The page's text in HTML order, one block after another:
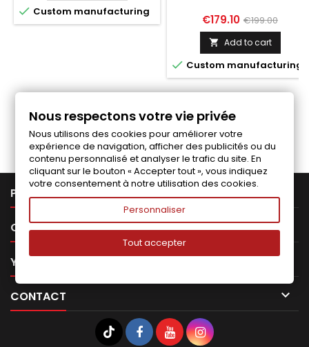
 Custom manufacturing
Price
€179.10 Regular
price
€199.00
 Add to cart
 Custom manufacturing
Follow us on Facebook
PRODUCTS
OUR COMPANY 
YOUR ACCOUNT 
CONTACT 
Nous respectons votre vie privée
Nous utilisons des cookies pour améliorer votre
expérience de navigation, afficher des publicités ou du
contenu personnalisé et analyser le trafic du site. En
cliquant sur le bouton « Accepter tout », vous indiquez
votre consentement à notre utilisation des cookies.
Personnaliser
Tout accepter